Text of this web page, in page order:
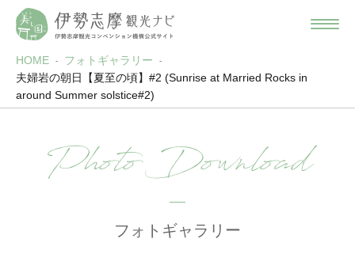
HOME
フォトギャラリー
夫婦岩の朝日【夏至の頃】#2 (Sunrise at Married Rocks in
around Summer solstice#2)
Photo Download
フォトギャラリー